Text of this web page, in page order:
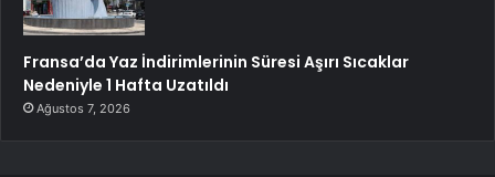
Fransa’da Yaz İndirimlerinin Süresi Aşırı Sıcaklar
Nedeniyle 1 Hafta Uzatıldı
Ağustos 7, 2026